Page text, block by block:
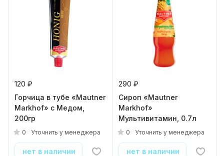
120 ₽
Горчица в тубе «Mautner
Markhof» с Медом,
200гр
0 Уточнить у менеджера
нет в наличии
290 ₽
Сироп «Mautner
Markhof»
Мультивитамин, 0.7л
0 Уточнить у менеджера
нет в наличии